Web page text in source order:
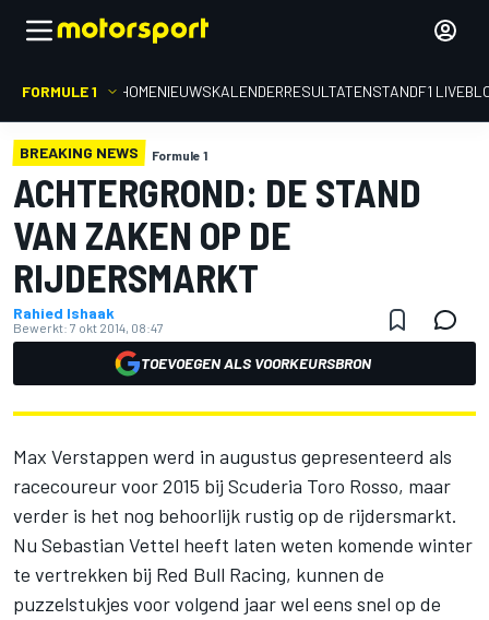
FORMULE 1 HOMENIEUWSKALENDERRESULTATENSTANDF1
BREAKING NEWS Formule 1
ACHTERGROND: DE STAND
VAN ZAKEN OP DE
RIJDERSMARKT
Rahied Ishaak
Bewerkt: 7 okt 2014, 08:47
TOEVOEGEN ALS VOORKEURSBRON
Max Verstappen werd in augustus gepresenteerd als
racecoureur voor 2015 bij Scuderia Toro Rosso, maar
verder is het nog behoorlijk rustig op de rijdersmarkt.
Nu Sebastian Vettel heeft laten weten komende winter
te vertrekken bij Red Bull Racing, kunnen de
puzzelstukjes voor volgend jaar wel eens snel op de